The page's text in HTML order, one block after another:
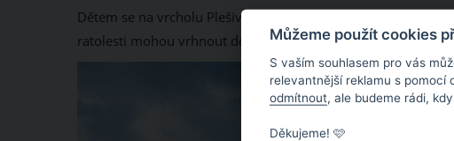
Dětem se na vrcholu Plešivce bude líbit v dětském parku s
ratolesti mohou vrhnout dokonce zdarma.Můžeme použít cookies
S vaším souhlasem pro vás
relevantnější reklamu s
odmítnout, ale budeme rádi,
Děkujeme! 🩷